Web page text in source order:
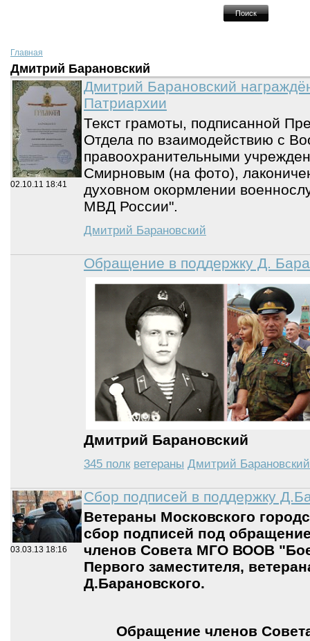
Главная
Дмитрий Барановский
02.10.11 18:41
Дмитрий Барановский
Патриархии
Текст грамоты, подписанной
Отдела по взаимодействию с
правоохранительными
Смирновым (на фото),
духовном окормлении
МВД России".
Дмитрий Барановский
Обращение в поддержку Д.
Дмитрий Барановский
345 полк ветераны Дмитрий Барановский
03.03.13 18:16
Сбор подписей в поддержку
Ветераны Московского
сбор подписей под
членов Совета МГО ВООВ
Первого заместителя,
Д.Барановского.
Обращение членов